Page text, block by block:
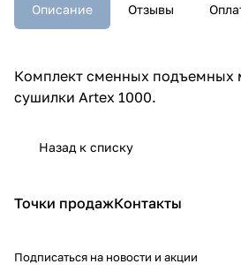
Описание Отзывы
Комплект сменных подъемных
сушилки Artex 1000.
Назад к списку
Точки продажКонтакты
Подписаться на новости и акции